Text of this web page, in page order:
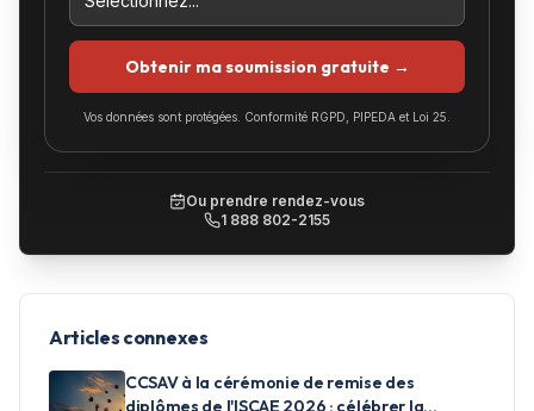
Obtenir ma soumission gratuite →
Vos données sont protégées. Conformité RGPD, PIPEDA et Loi 25.
Ou prendre rendez-vous
1 888 802-2155
Articles connexes
CCSAV à la cérémonie de remise des
diplômes de l'ISCAE 2026 : célébrer la